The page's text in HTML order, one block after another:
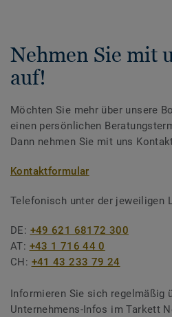
Nehmen Sie mit
auf!
Möchten Sie mehr über unsere
einen persönlichen
Dann nehmen Sie mit uns
Kontaktformular
Telefonisch unter der jeweiligen
DE: +49 621 68172 300
AT: +43 1 716 44 0
CH: +41 43 233 79 24
Informieren Sie sich regelmäßig
Unternehmens-Infos im Tarkett